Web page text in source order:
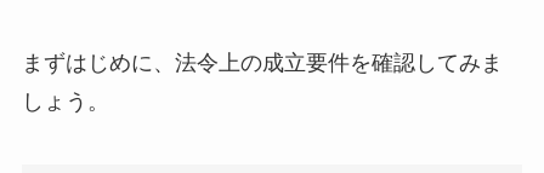
まずはじめに、法令上の成立要件を確認してみま
しょう。